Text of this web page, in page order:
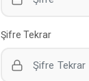
Şifre Tekrar